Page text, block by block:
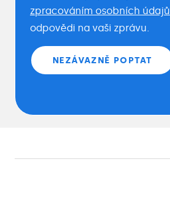
zpracováním osobních údajů
odpovědi na vaši zprávu.
NEZÁVAZNĚ POPTAT